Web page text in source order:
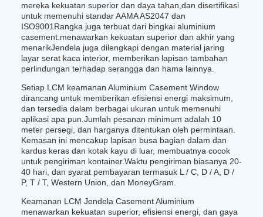
mereka kekuatan superior dan daya tahan,dan disertifikasi
untuk memenuhi standar AAMA AS2047 dan
ISO9001Rangka juga terbuat dari bingkai aluminium
casement.menawarkan kekuatan superior dan akhir yang
menarikJendela juga dilengkapi dengan material jaring
layar serat kaca interior, memberikan lapisan tambahan
perlindungan terhadap serangga dan hama lainnya.
Setiap LCM keamanan Aluminium Casement Window
dirancang untuk memberikan efisiensi energi maksimum,
dan tersedia dalam berbagai ukuran untuk memenuhi
aplikasi apa pun.Jumlah pesanan minimum adalah 10
meter persegi, dan harganya ditentukan oleh permintaan.
Kemasan ini mencakup lapisan busa bagian dalam dan
kardus keras dan kotak kayu di luar, membuatnya cocok
untuk pengiriman kontainer.Waktu pengiriman biasanya 20-
40 hari, dan syarat pembayaran termasuk L / C, D / A, D /
P, T / T, Western Union, dan MoneyGram.
Keamanan LCM Jendela Casement Aluminium
menawarkan kekuatan superior, efisiensi energi, dan gaya